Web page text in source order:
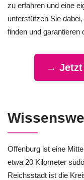
zu erfahren und eine
unterstützen Sie
finden und garantieren
→ Jetzt
Offenburg ist eine
etwa 20 Kilometer
Reichsstadt ist die